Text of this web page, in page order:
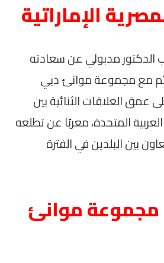
الإماراتية
الدكتور مدبولي عن سعادته
مع مجموعة موانئ دبي
عمق العلاقات الثنائية بين
المتحدة، معربًا عن تطلعه
بين البلدين في الفترة
مجموعة موانئ